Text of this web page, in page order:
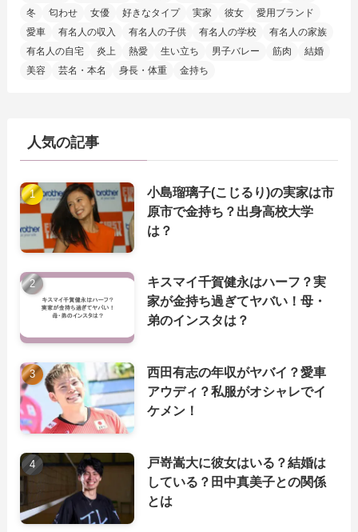
冬
匂わせ 女優 好きなタイプ 実家 彼女
愛用ブランド
愛車
有名人の収入 有名人の子供 有名人の学校
有名人の家族
有名人の自宅
炎上 熱愛 生い立ち 男子バレー 筋肉
結婚
美容
芸名・本名 身長・体重 金持ち
人気の記事
小島瑠璃子(こじるり)の実家は市
原市で金持ち？出身高校大学
は？
キスマイ千賀健永はハーフ？実
家が金持ち過ぎてヤバい！母・
弟のインスタは？
西田有志の年収がヤバイ？愛車
アウディ？私服がオシャレでイ
ケメン！
戸嵜嵩大に彼女はいる？結婚は
している？田中真美子との関係
とは